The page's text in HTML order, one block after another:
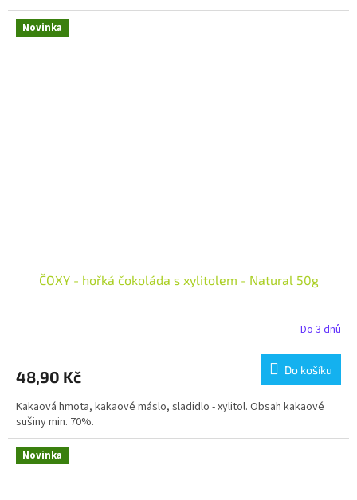
Novinka
ČOXY - hořká čokoláda s xylitolem - Natural 50g
Do 3 dnů
48,90 Kč Do košíku
Kakaová hmota, kakaové máslo, sladidlo - xylitol. Obsah kakaové
sušiny min. 70%.
Novinka